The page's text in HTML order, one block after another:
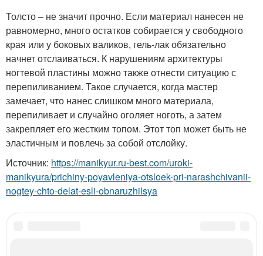
Толсто – не значит прочно. Если материал нанесен не
равномерно, много остатков собирается у свободного
края или у боковых валиков, гель-лак обязательно
начнет отслаиваться. К нарушениям архитектуры
ногтевой пластины можно также отнести ситуацию с
перепиливанием. Такое случается, когда мастер
замечает, что нанес слишком много материала,
перепиливает и случайно оголяет ноготь, а затем
закрепляет его жестким топом. Этот топ может быть не
эластичным и повлечь за собой отслойку.
Источник: https://manikyur.ru-best.com/uroki-
manikyura/prichiny-poyavleniya-otsloek-pri-narashchivanii-
nogtey-chto-delat-esli-obnaruzhilsya
Категории: